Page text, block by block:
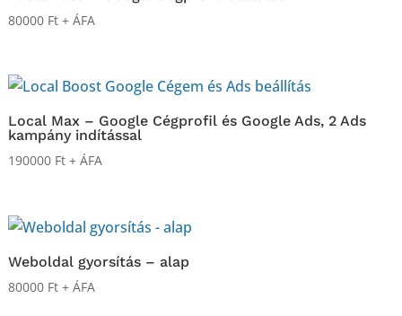
80000 Ft + ÁFA
Local Max – Google Cégprofil és Google Ads, 2 Ads
kampány indítással
190000 Ft + ÁFA
Weboldal gyorsítás – alap
80000 Ft + ÁFA